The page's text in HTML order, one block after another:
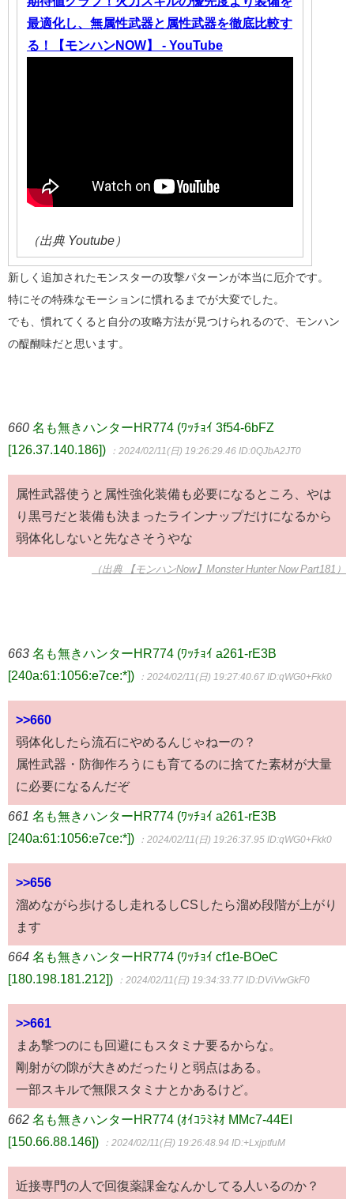
最適化し、無属性武器と属性武器を徹底比較す
る！【モンハンNOW】 - YouTube
（出典 Youtube）
新しく追加されたモンスターの攻撃パターンが本当に厄介です。
特にその特殊なモーションに慣れるまでが大変でした。
でも、慣れてくると自分の攻略方法が見つけられるので、モンハン
の醍醐味だと思います。
660 名も無きハンターHR774 (ﾜｯﾁｮｲ 3f54-6bFZ
[126.37.140.186])
：2024/02/11(日) 19:26:29.46 ID:0QJbA2JT0
属性武器使うと属性強化装備も必要になるところ、やは
り黒弓だと装備も決まったラインナップだけになるから
弱体化しないと先なさそうやな
（出典 【モンハンNow】Monster Hunter Now Part181）
663 名も無きハンターHR774 (ﾜｯﾁｮｲ a261-rE3B
[240a:61:1056:e7ce:*])
：2024/02/11(日) 19:27:40.67 ID:qWG0+Fkk0
>>660
弱体化したら流石にやめるんじゃねーの？
属性武器・防御作ろうにも育てるのに捨てた素材が大量
に必要になるんだぞ
661 名も無きハンターHR774 (ﾜｯﾁｮｲ a261-rE3B
[240a:61:1056:e7ce:*])
：2024/02/11(日) 19:26:37.95 ID:qWG0+Fkk0
>>656
溜めながら歩けるし走れるしCSしたら溜め段階が上がり
ます
664 名も無きハンターHR774 (ﾜｯﾁｮｲ cf1e-BOeC
[180.198.181.212])
：2024/02/11(日) 19:34:33.77 ID:DViVwGkF0
>>661
まあ撃つのにも回避にもスタミナ要るからな。
剛射がの隙が大きめだったりと弱点はある。
一部スキルで無限スタミナとかあるけど。
662 名も無きハンターHR774 (ｵｲｺﾗﾐﾈｵ MMc7-44EI
[150.66.88.146])
：2024/02/11(日) 19:26:48.94 ID:+LxjptfuM
近接専門の人で回復薬課金なんかしてる人いるのか？